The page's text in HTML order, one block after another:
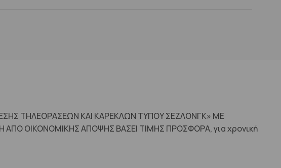
ΤΗΛΕΟΡΑΣΕΩΝ ΚΑΙ ΚΑΡΕΚΛΩΝ ΤΥΠΟΥ ΣΕΖΛΟΝΓΚ» ΜΕ
ΟΙΚΟΝΟΜΙΚΗΣ ΑΠΟΨΗΣ ΒΑΣΕΙ ΤΙΜΗΣ ΠΡΟΣΦΟΡΑ, για χρονική